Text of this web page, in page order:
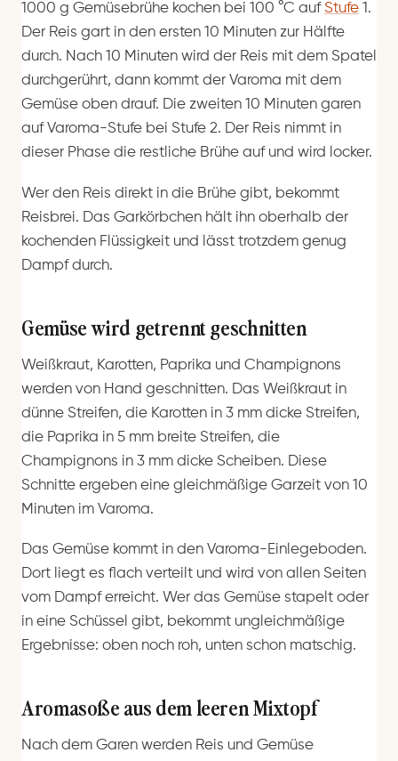
1000 g Gemüsebrühe kochen bei 100 °C aufStufe 1.
Der Reis gart in den ersten 10 Minuten zur Hälfte
durch. Nach 10 Minuten wird der Reis mit dem Spatel
durchgerührt, dann kommt der Varoma mit dem
Gemüse oben drauf. Die zweiten 10 Minuten garen
auf Varoma-Stufe bei Stufe 2. Der Reis nimmt in
dieser Phase die restliche Brühe auf und wird locker.
Wer den Reis direkt in die Brühe gibt, bekommt
Reisbrei. Das Garkörbchen hält ihn oberhalb der
kochenden Flüssigkeit und lässt trotzdem genug
Dampf durch.
Gemüse wird getrennt geschnitten
Weißkraut, Karotten, Paprika und Champignons
werden von Hand geschnitten. Das Weißkraut in
dünne Streifen, die Karotten in 3 mm dicke Streifen,
die Paprika in 5 mm breite Streifen, die
Champignons in 3 mm dicke Scheiben. Diese
Schnitte ergeben eine gleichmäßige Garzeit von 10
Minuten im Varoma.
Das Gemüse kommt in den Varoma-Einlegeboden.
Dort liegt es flach verteilt und wird von allen Seiten
vom Dampf erreicht. Wer das Gemüse stapelt oder
in eine Schüssel gibt, bekommt ungleichmäßige
Ergebnisse: oben noch roh, unten schon matschig.
Aromasoße aus dem leeren Mixtopf
Nach dem Garen werden Reis und Gemüse